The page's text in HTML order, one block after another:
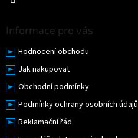
Informace pro vás
Hodnocení obchodu
Jak nakupovat
Obchodní podmínky
Podmínky ochrany osobních údajů
Reklamační řád